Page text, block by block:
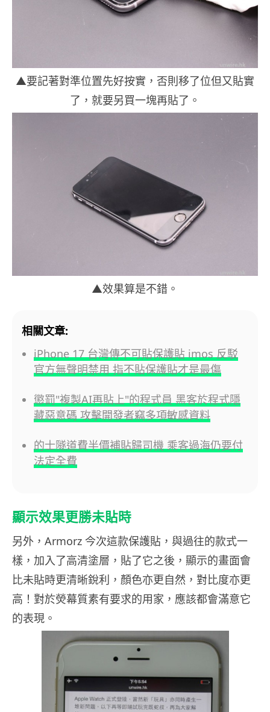
▲要記著對準位置先好按實，否則移了位但又貼實
了，就要另買一塊再貼了。
▲效果算是不錯。
相關文章:
iPhone 17 台灣傳不可貼保護貼 imos 反駁
官方無聲明禁用 指不貼保護貼才是最傷
懲罰"複製AI再貼上"的程式員 黑客於程式隱
藏惡意碼 攻擊開發者竊多項敏感資料
的士隧道費半價補貼歸司機 乘客過海仍要付
法定全費
顯示效果更勝未貼時
另外，Armorz 今次這款保護貼，與過往的款式一
樣，加入了高清塗層，貼了它之後，顯示的畫面會
比未貼時更清晰銳利，顏色亦更自然，對比度亦更
高！對於熒幕質素有要求的用家，應該都會滿意它
的表現。